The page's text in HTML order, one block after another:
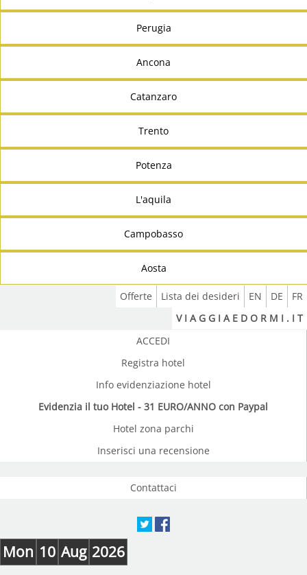
Perugia
Ancona
Catanzaro
Trento
Potenza
L'aquila
Campobasso
Aosta
FR
DE
EN
Lista dei desideri
Offerte
V I A G G I A E D O R M I . I T
ACCEDI
Registra hotel
Info evidenziazione hotel
Evidenzia il tuo Hotel - 31 EURO/ANNO con Paypal
Hotel zona parchi
Inserisci una recensione
Contattaci
Mon 10 Aug 2026